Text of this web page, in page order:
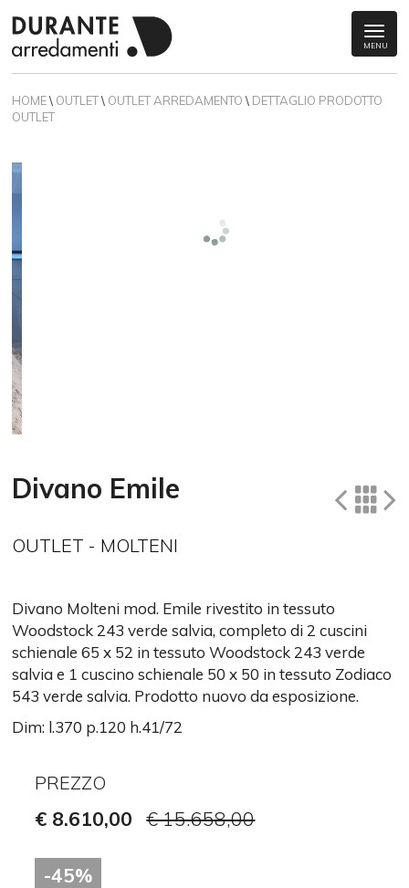
MENU
HOME\ OUTLET\ OUTLET ARREDAMENTO\ DETTAGLIO PRODOTTO
OUTLET
Divano Emile
OUTLET - MOLTENI
Divano Molteni mod. Emile rivestito in tessuto
Woodstock 243 verde salvia, completo di 2 cuscini
schienale 65 x 52 in tessuto Woodstock 243 verde
salvia e 1 cuscino schienale 50 x 50 in tessuto Zodiaco
543 verde salvia. Prodotto nuovo da esposizione.
Dim: l.370 p.120 h.41/72
PREZZO
€ 8.610,00 € 15.658,00
-45%